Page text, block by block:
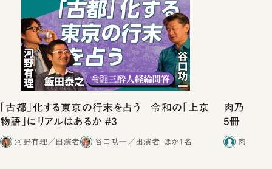
「古都」化する東京の行末を占う 令和の「上京
物語」にリアルはあるか #3
河野有理／出演者 谷口功一／出演者 ほか1名
肉乃小路
5冊
肉乃小路